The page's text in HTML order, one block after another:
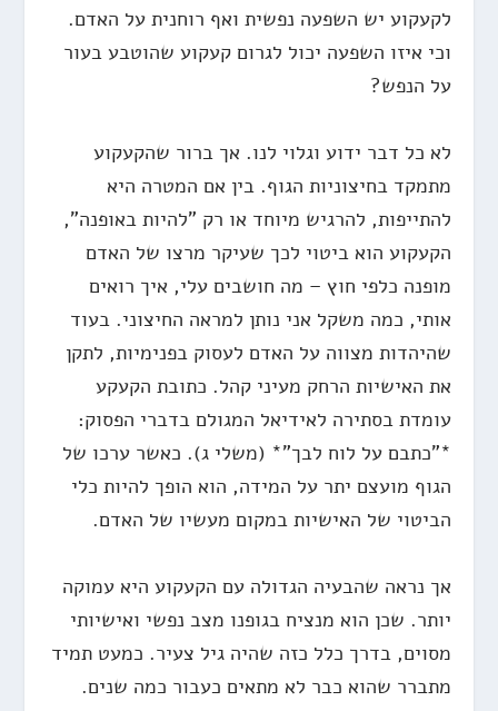
לקעקוע יש השפעה נפשית ואף רוחנית על האדם.
וכי איזו השפעה יכול לגרום קעקוע שהוטבע בעור
על הנפש?
לא כל דבר ידוע וגלוי לנו. אך ברור שהקעקוע
מתמקד בחיצוניות הגוף. בין אם המטרה היא
להתייפות, להרגיש מיוחד או רק "להיות באופנה",
הקעקוע הוא ביטוי לכך שעיקר מרצו של האדם
מופנה כלפי חוץ – מה חושבים עלי, איך רואים
אותי, כמה משקל אני נותן למראה החיצוני. בעוד
שהיהדות מצווה על האדם לעסוק בפנימיות, לתקן
את האישיות הרחק מעיני קהל. כתובת הקעקע
עומדת בסתירה לאידיאל המגולם בדברי הפסוק:
*"כתבם על לוח לבך"* (משלי ג). כאשר ערכו של
הגוף מועצם יתר על המידה, הוא הופך להיות כלי
הביטוי של האישיות במקום מעשיו של האדם.
אך נראה שהבעיה הגדולה עם הקעקוע היא עמוקה
יותר. שכן הוא מנציח בגופנו מצב נפשי ואישיותי
מסוים, בדרך כלל כזה שהיה גיל צעיר. כמעט תמיד
מתברר שהוא כבר לא מתאים כעבור כמה שנים.